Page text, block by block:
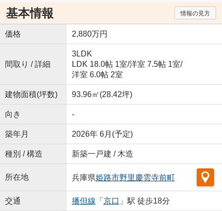
基本情報 情報の見方
価格 2,880万円
間取り / 詳細
3LDK
LDK 18.0帖 1室/洋室 7.5帖 1室/
洋室 6.0帖 2室
建物面積(坪数) 93.96㎡(28.42坪)
向き -
築年月 2026年 6月(予定)
種別 / 構造 新築一戸建 / 木造
所在地 兵庫県姫路市野里慶雲寺前町
交通 播但線 「 京口 」駅 徒歩18分